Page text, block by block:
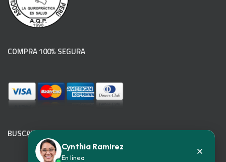
COMPRA 100% SEGURA
BUSCADOR WEB
Cynthia Ramirez
En línea